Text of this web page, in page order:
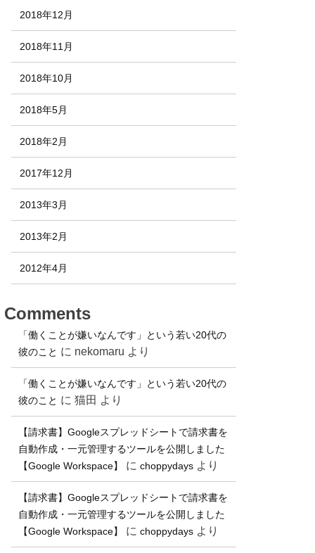
2018年12月
2018年11月
2018年10月
2018年5月
2018年2月
2017年12月
2013年3月
2013年2月
2012年4月
Comments
「働くことが嫌いなんです」という若い20代の
彼のこと に nekomaru より
「働くことが嫌いなんです」という若い20代の
彼のこと に 猫田 より
【請求書】Googleスプレッドシートで請求書を
自動作成・一元管理するツールを公開しました
【Google Workspace】
に choppydays より
【請求書】Googleスプレッドシートで請求書を
自動作成・一元管理するツールを公開しました
【Google Workspace】
に choppydays より